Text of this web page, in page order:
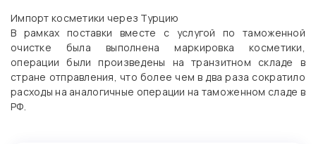
Импорт косметики через Турцию
В рамках поставки вместе с услугой по таможенной
очистке была выполнена маркировка косметики,
операции были произведены на транзитном складе в
стране отправления, что более чем в два раза сократило
расходы на аналогичные операции на таможенном сладе в
РФ.